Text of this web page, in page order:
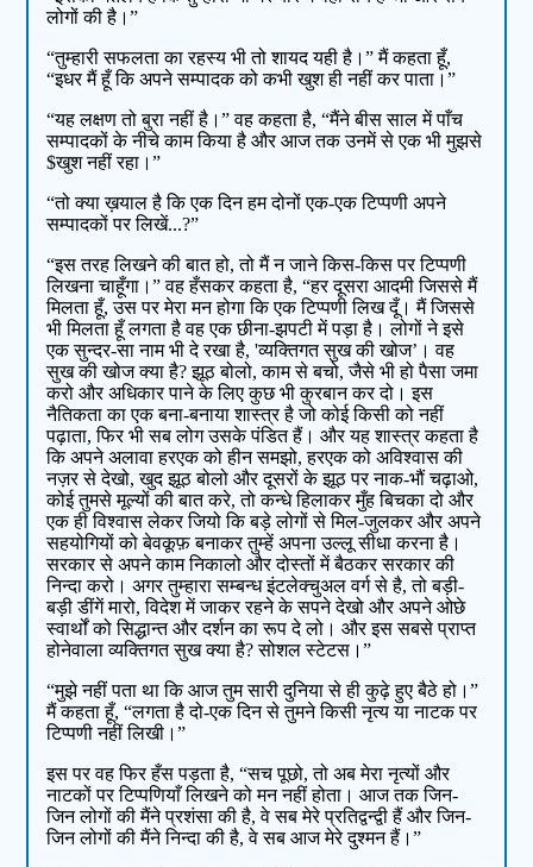
लोगों की है।”
“तुम्हारी सफलता का रहस्य भी तो शायद यही है।” मैं कहता हूँ,
“इधर मैं हूँ कि अपने सम्पादक को कभी खुश ही नहीं कर पाता।”
“यह लक्षण तो बुरा नहीं है।” वह कहता है, “मैंने बीस साल में पाँच
सम्पादकों के नीचे काम किया है और आज तक उनमें से एक भी मुझसे
$खुश नहीं रहा।”
“तो क्या ख़याल है कि एक दिन हम दोनों एक-एक टिप्पणी अपने
सम्पादकों पर लिखें...?”
“इस तरह लिखने की बात हो, तो मैं न जाने किस-किस पर टिप्पणी
लिखना चाहूँगा।” वह हँसकर कहता है, “हर दूसरा आदमी जिससे मैं
मिलता हूँ, उस पर मेरा मन होगा कि एक टिप्पणी लिख दूँ। मैं जिससे
भी मिलता हूँ लगता है वह एक छीना-झपटी में पड़ा है। लोगों ने इसे
एक सुन्दर-सा नाम भी दे रखा है, 'व्यक्तिगत सुख की खोज’। वह
सुख की खोज क्या है? झूठ बोलो, काम से बचो, जैसे भी हो पैसा जमा
करो और अधिकार पाने के लिए कुछ भी कुरबान कर दो। इस
नैतिकता का एक बना-बनाया शास्त्र है जो कोई किसी को नहीं
पढ़ाता, फिर भी सब लोग उसके पंडित हैं। और यह शास्त्र कहता है
कि अपने अलावा हरएक को हीन समझो, हरएक को अविश्वास की
नज़र से देखो, खुद झूठ बोलो और दूसरों के झूठ पर नाक-भौं चढ़ाओ,
कोई तुमसे मूल्यों की बात करे, तो कन्धे हिलाकर मुँह बिचका दो और
एक ही विश्वास लेकर जियो कि बड़े लोगों से मिल-जुलकर और अपने
सहयोगियों को बेवकूफ़ बनाकर तुम्हें अपना उल्लू सीधा करना है।
सरकार से अपने काम निकालो और दोस्तों में बैठकर सरकार की
निन्दा करो। अगर तुम्हारा सम्बन्ध इंटलेक्चुअल वर्ग से है, तो बड़ी-
बड़ी डींगें मारो, विदेश में जाकर रहने के सपने देखो और अपने ओछे
स्वार्थों को सिद्धान्त और दर्शन का रूप दे लो। और इस सबसे प्राप्त
होनेवाला व्यक्तिगत सुख क्या है? सोशल स्टेटस।”
“मुझे नहीं पता था कि आज तुम सारी दुनिया से ही कुढ़े हुए बैठे हो।”
मैं कहता हूँ, “लगता है दो-एक दिन से तुमने किसी नृत्य या नाटक पर
टिप्पणी नहीं लिखी।”
इस पर वह फिर हँस पड़ता है, “सच पूछो, तो अब मेरा नृत्यों और
नाटकों पर टिप्पणियाँ लिखने को मन नहीं होता। आज तक जिन-
जिन लोगों की मैंने प्रशंसा की है, वे सब मेरे प्रतिद्वन्द्वी हैं और जिन-
जिन लोगों की मैंने निन्दा की है, वे सब आज मेरे दुश्मन हैं।”